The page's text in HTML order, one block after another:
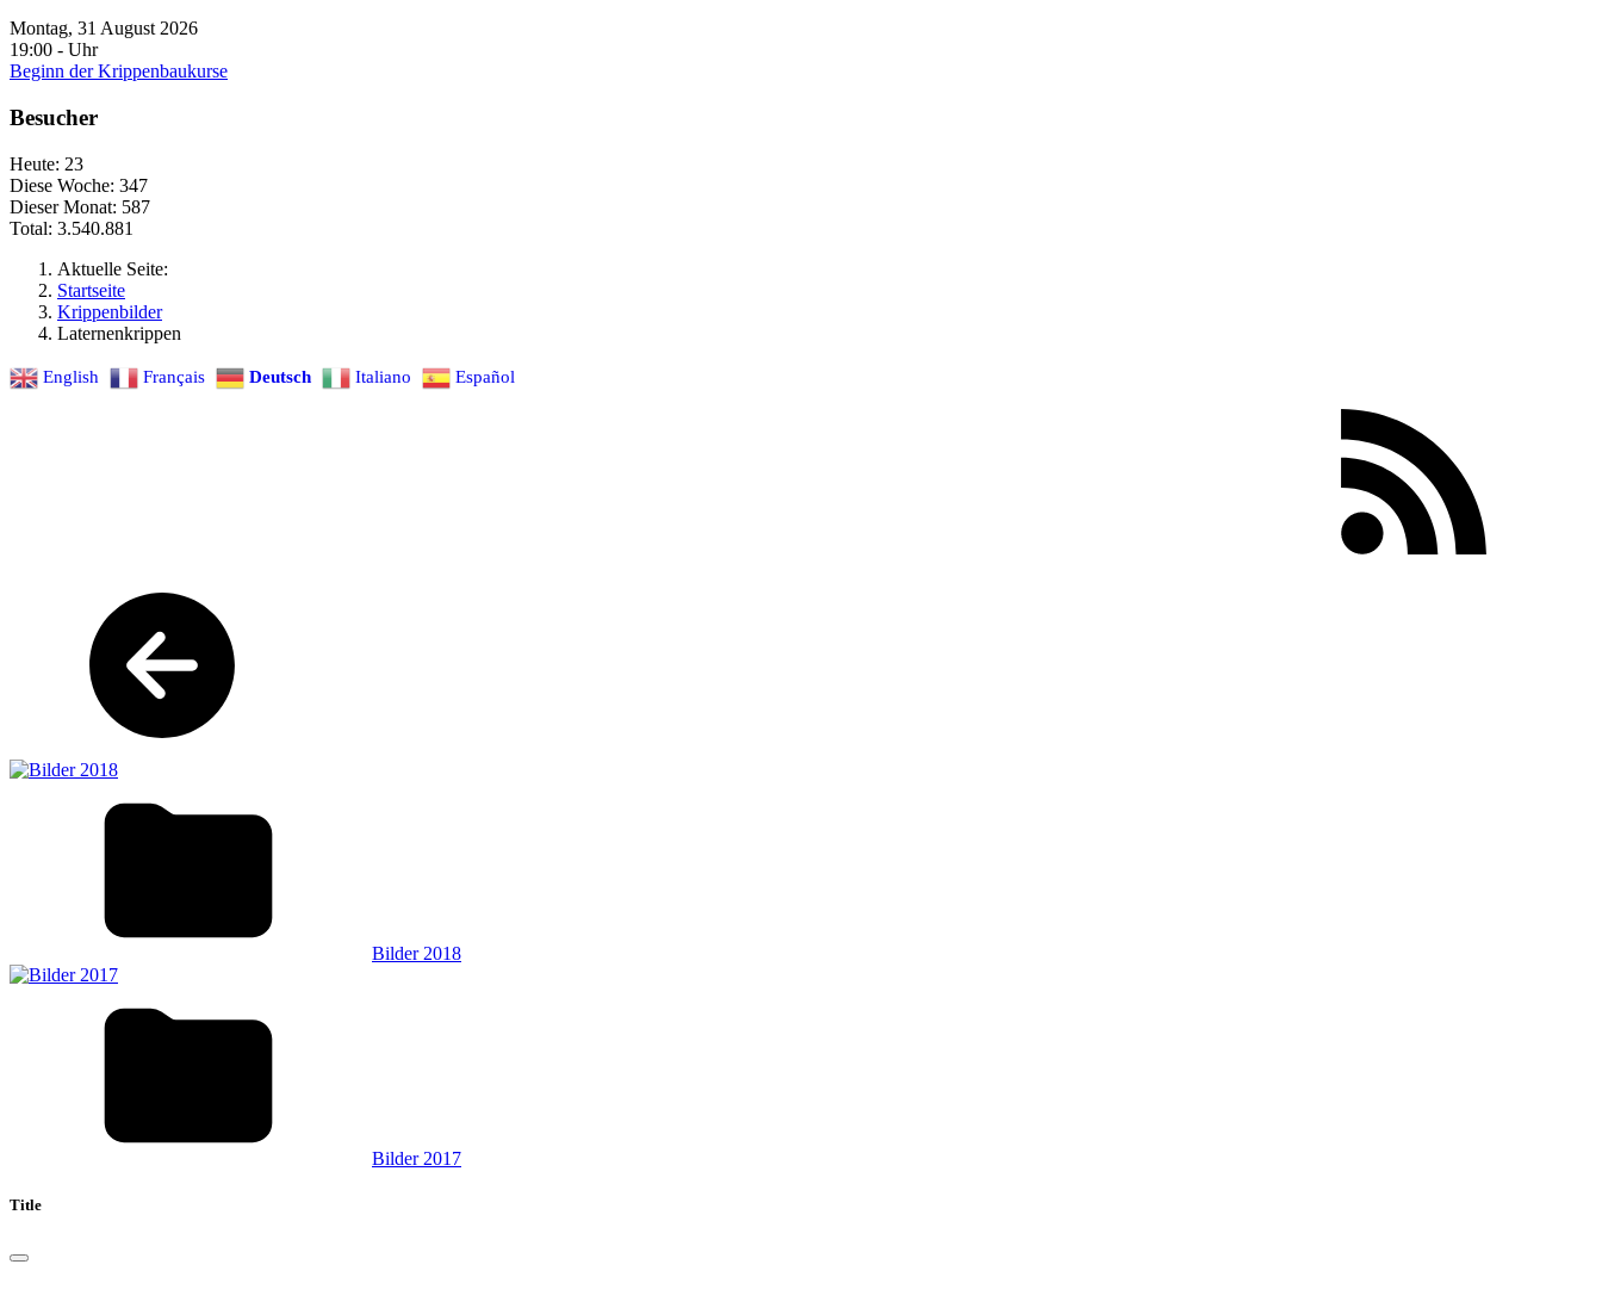
Montag, 31 August 2026
19:00 - Uhr
Beginn der Krippenbaukurse
Besucher
Heute: 23
Diese Woche: 347
Dieser Monat: 587
Total: 3.540.881
Aktuelle Seite:
Startseite
Krippenbilder
Laternenkrippen
English Français Deutsch Italiano Español
Bilder 2018
Bilder 2017
Title